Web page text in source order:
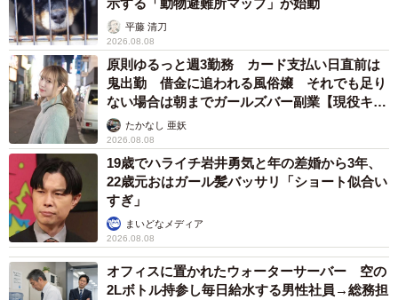
フォルマッジ（ボンクレ台湾さん提供）
示する「動物避難所マップ」が始動
平藤 清刀
2026.08.08
原則ゆるっと週3勤務 カード支払い日直前は
鬼出勤 借金に追われる風俗嬢 それでも足り
ない場合は朝までガールズバー副業【現役キャ
ストに取材】
たかなし 亜妖
2026.08.08
19歳でハライチ岩井勇気と年の差婚から3年、
22歳元おはガール髪バッサリ「ショート似合い
すぎ」
まいどなメディア
2026.08.08
オフィスに置かれたウォーターサーバー 空の
2Lボトル持参し毎日給水する男性社員→総務担